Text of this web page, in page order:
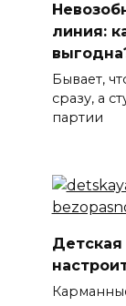
линия:
Бывает,
сразу, а
партии
Детская